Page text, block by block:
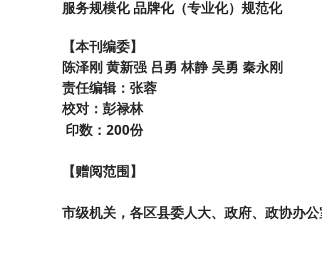
服务规模化 品牌化（专业化）规范化
【本刊编委】
陈泽刚 黄新强 吕勇 林静 吴勇 秦永刚
责任编辑：张蓉
校对：彭禄林
印数： 200份
【赠阅范围】
市级机关，各区县委人大、政府、政协办